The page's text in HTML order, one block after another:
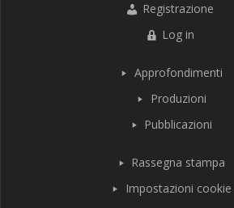
Registrazione
Log in
Approfondimenti
Produzioni
Pubblicazioni
Rassegna stampa
Impostazioni cookie